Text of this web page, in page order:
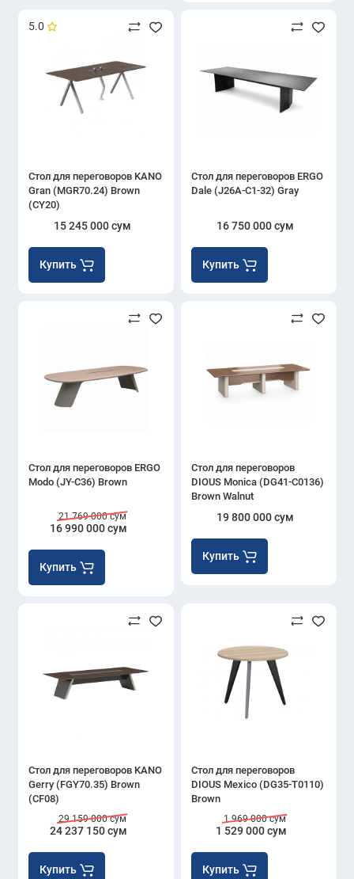
5.0
Стол для переговоров KANO
Gran (MGR70.24) Brown
(CY20)
15 245 000 сум
Купить
Стол для переговоров ERGO
Dale (J26A-C1-32) Gray
16 750 000 сум
Купить
Стол для переговоров ERGO
Modo (JY-C36) Brown
16 990 000 сум
21 769 000 сум
Купить
Стол для переговоров
DIOUS Monica (DG41-C0136)
Brown Walnut
19 800 000 сум
Купить
Стол для переговоров KANO
Gerry (FGY70.35) Brown
(CF08)
24 237 150 сум
29 159 000 сум
Купить
Стол для переговоров
DIOUS Mexico (DG35-T0110)
Brown
1 529 000 сум
1 969 000 сум
Купить